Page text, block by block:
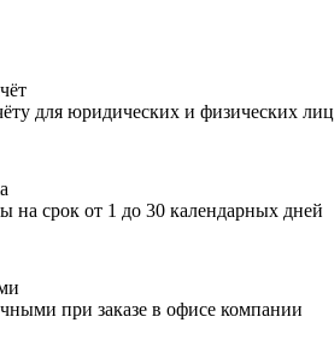
для юридических и физических лиц
на срок от 1 до 30 календарных дней
при заказе в офисе компании